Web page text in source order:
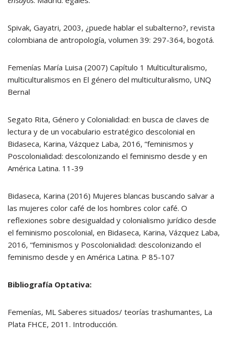
Spivak, Gayatri, 2003, ¿puede hablar el subalterno?, revista
colombiana de antropología, volumen 39: 297-364, bogotá.
Femenías María Luisa (2007) Capítulo 1 Multiculturalismo,
multiculturalismos en El género del multiculturalismo, UNQ
Bernal
Segato Rita, Género y Colonialidad: en busca de claves de
lectura y de un vocabulario estratégico descolonial en
Bidaseca, Karina, Vázquez Laba, 2016, “feminismos y
Poscolonialidad: descolonizando el feminismo desde y en
América Latina. 11-39
Bidaseca, Karina (2016) Mujeres blancas buscando salvar a
las mujeres color café de los hombres color café. O
reflexiones sobre desigualdad y colonialismo jurídico desde
el feminismo poscolonial, en Bidaseca, Karina, Vázquez Laba,
2016, “feminismos y Poscolonialidad: descolonizando el
feminismo desde y en América Latina. P 85-107
Bibliografía Optativa:
Femenías, ML Saberes situados/ teorías trashumantes, La
Plata FHCE, 2011. Introducción.